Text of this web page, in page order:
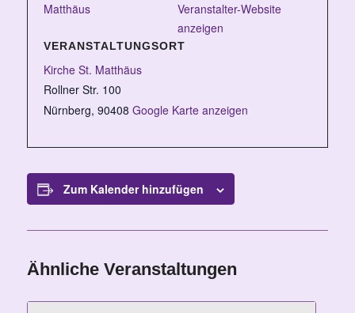
Matthäus
VERANSTALTUNGSORT
Kirche St. Matthäus
Rollner Str. 100
Nürnberg, 90408 Google Karte anzeigen
Veranstalter-Website
anzeigen
Zum Kalender hinzufügen
Ähnliche Veranstaltungen